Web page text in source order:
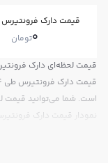
قیمت دارک فرونتیرس
0تومان
است. شما می‌توانید قیمت
نمودار قیمت دارک